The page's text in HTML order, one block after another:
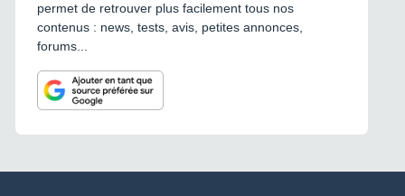
permet de retrouver plus facilement tous nos
contenus : news, tests, avis, petites annonces,
forums...